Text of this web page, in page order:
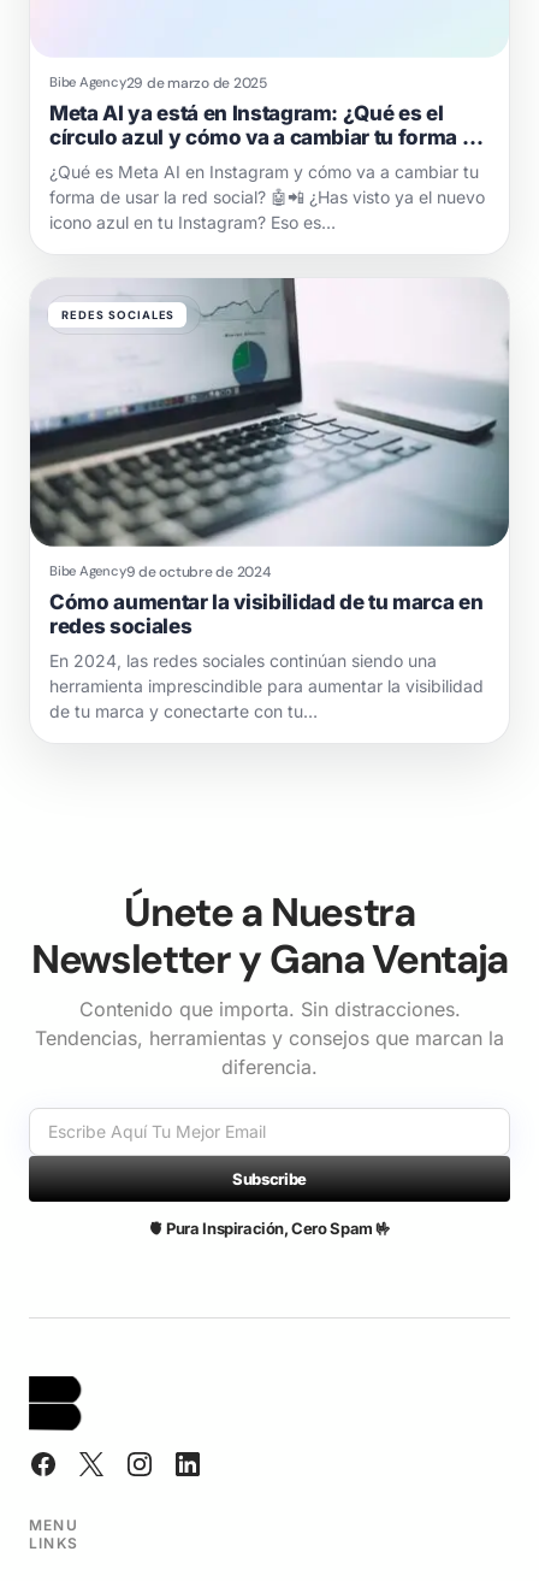
Bibe Agency29 de marzo de 2025
Meta AI ya está en Instagram: ¿Qué es el
círculo azul y cómo va a cambiar tu forma de
usar la app?
¿Qué es Meta AI en Instagram y cómo va a cambiar tu
forma de usar la red social? 🤖📲 ¿Has visto ya el nuevo
icono azul en tu Instagram? Eso es…
REDES SOCIALES
Bibe Agency9 de octubre de 2024
Cómo aumentar la visibilidad de tu marca en
redes sociales
En 2024, las redes sociales continúan siendo una
herramienta imprescindible para aumentar la visibilidad
de tu marca y conectarte con tu…
Únete a Nuestra
Newsletter y Gana Ventaja
Contenido que importa. Sin distracciones.
Tendencias, herramientas y consejos que marcan la
diferencia.
Subscribe
🫀 Pura Inspiración, Cero Spam 🤟
MENU
LINKS